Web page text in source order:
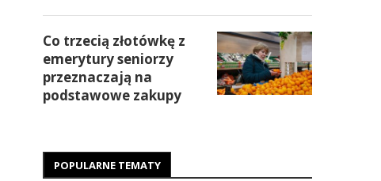
Co trzecią złotówkę z
emerytury seniorzy
przeznaczają na
podstawowe zakupy
POPULARNE TEMATY